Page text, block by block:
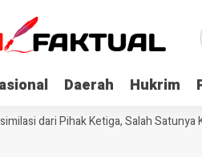
Daerah Hukrim
dari Pihak Ketiga, Salah Satunya